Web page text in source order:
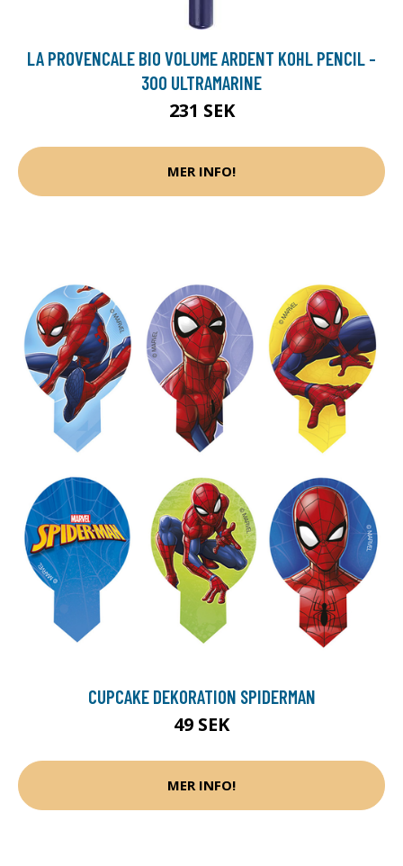
LA PROVENCALE BIO VOLUME ARDENT KOHL PENCIL -
300 ULTRAMARINE
231 SEK
MER INFO!
CUPCAKE DEKORATION SPIDERMAN
49 SEK
MER INFO!